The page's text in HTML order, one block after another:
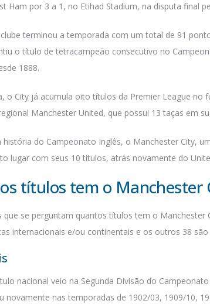
Ham por 3 a 1, no Etihad Stadium, na disputa final
terminou a temporada com um total de 91
o título de tetracampeão consecutivo no
1888.
o City já acumula oito títulos da Premier League no
Manchester United, que possui 13 taças em
história do Campeonato Inglês, o Manchester City,
lugar com seus 10 títulos, atrás novamente do
títulos tem o Manchester
que se perguntam quantos títulos tem o
internacionais e/ou continentais e os outros 38 são
nacional veio na Segunda Divisão do
novamente nas temporadas de 1902/03, 1909/10,